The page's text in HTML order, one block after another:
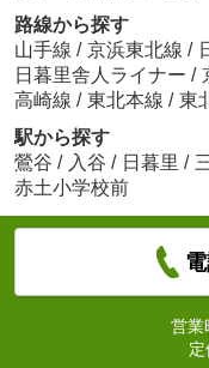
路線から探す
山手線 / 京浜東北線 /
日暮里舎人ライナー /
高崎線 / 東北本線 / 東
駅から探す
鶯谷 / 入谷 / 日暮里 /
赤土小学校前
営業
定